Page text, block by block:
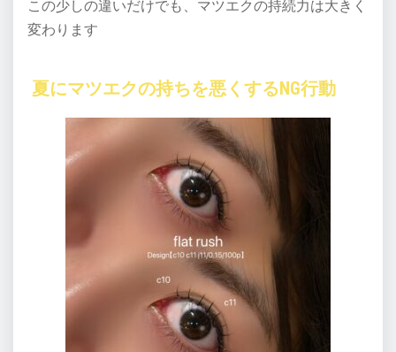
この少しの違いだけでも、マツエクの持続力は大きく
変わります
夏にマツエクの持ちを悪くするNG行動